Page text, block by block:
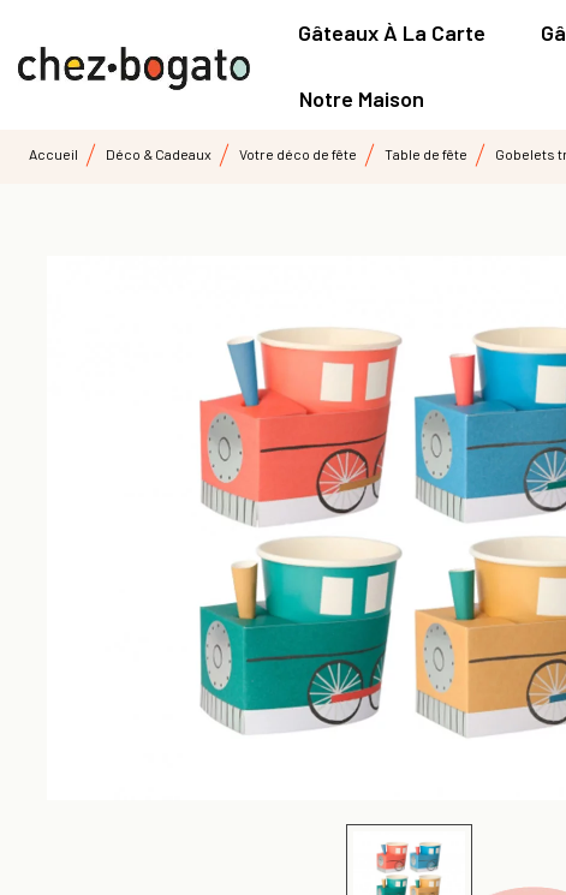
Gâteaux À La Carte
Notre Maison
Accueil Déco & Cadeaux Votre déco de fête Table de fête Gobelets